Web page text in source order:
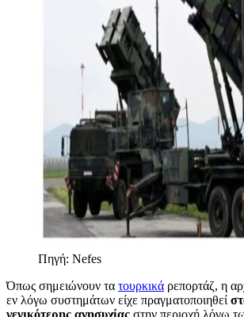
Πηγή: Nefes
Όπως σημειώνουν τα τουρκικά ρεπορτάζ, η
εν λόγω συστημάτων είχε πραγματοποιηθεί
γενικότερης ανησυχίας στην περιοχή λόγω